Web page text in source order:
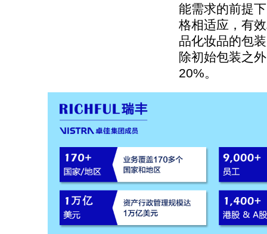
能需求的前提
格相适应，有
品化妆品的包
除初始包装之
20%。